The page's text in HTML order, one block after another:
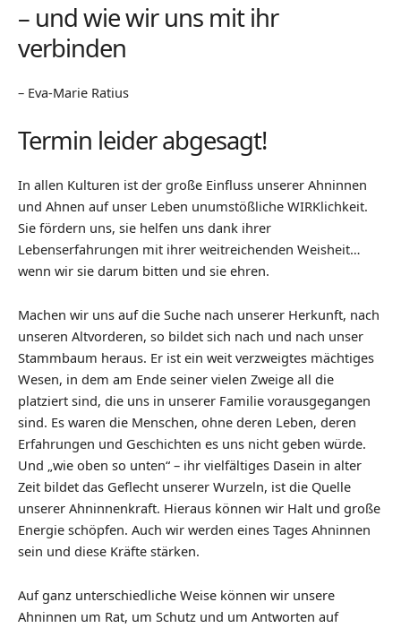
– und wie wir uns mit ihr
verbinden
– Eva-Marie Ratius
Termin leider abgesagt!
In allen Kulturen ist der große Einfluss unserer Ahninnen
und Ahnen auf unser Leben unumstößliche WIRKlichkeit.
Sie fördern uns, sie helfen uns dank ihrer
Lebenserfahrungen mit ihrer weitreichenden Weisheit…
wenn wir sie darum bitten und sie ehren.
Machen wir uns auf die Suche nach unserer Herkunft, nach
unseren Altvorderen, so bildet sich nach und nach unser
Stammbaum heraus. Er ist ein weit verzweigtes mächtiges
Wesen, in dem am Ende seiner vielen Zweige all die
platziert sind, die uns in unserer Familie vorausgegangen
sind. Es waren die Menschen, ohne deren Leben, deren
Erfahrungen und Geschichten es uns nicht geben würde.
Und „wie oben so unten“ – ihr vielfältiges Dasein in alter
Zeit bildet das Geflecht unserer Wurzeln, ist die Quelle
unserer Ahninnenkraft. Hieraus können wir Halt und große
Energie schöpfen. Auch wir werden eines Tages Ahninnen
sein und diese Kräfte stärken.
Auf ganz unterschiedliche Weise können wir unsere
Ahninnen um Rat, um Schutz und um Antworten auf